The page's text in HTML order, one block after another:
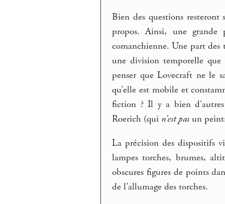
Bien des questions
propos. Ainsi, une grande
comanchienne. Une part des
une division temporelle
penser que Lovecraft ne le
qu’elle est mobile et
fiction ? Il y a bien
Roerich (qui n’est pasun
La précision des dispositifs
lampes torches, brumes,
obscures figures de points
de l’allumage des torches.